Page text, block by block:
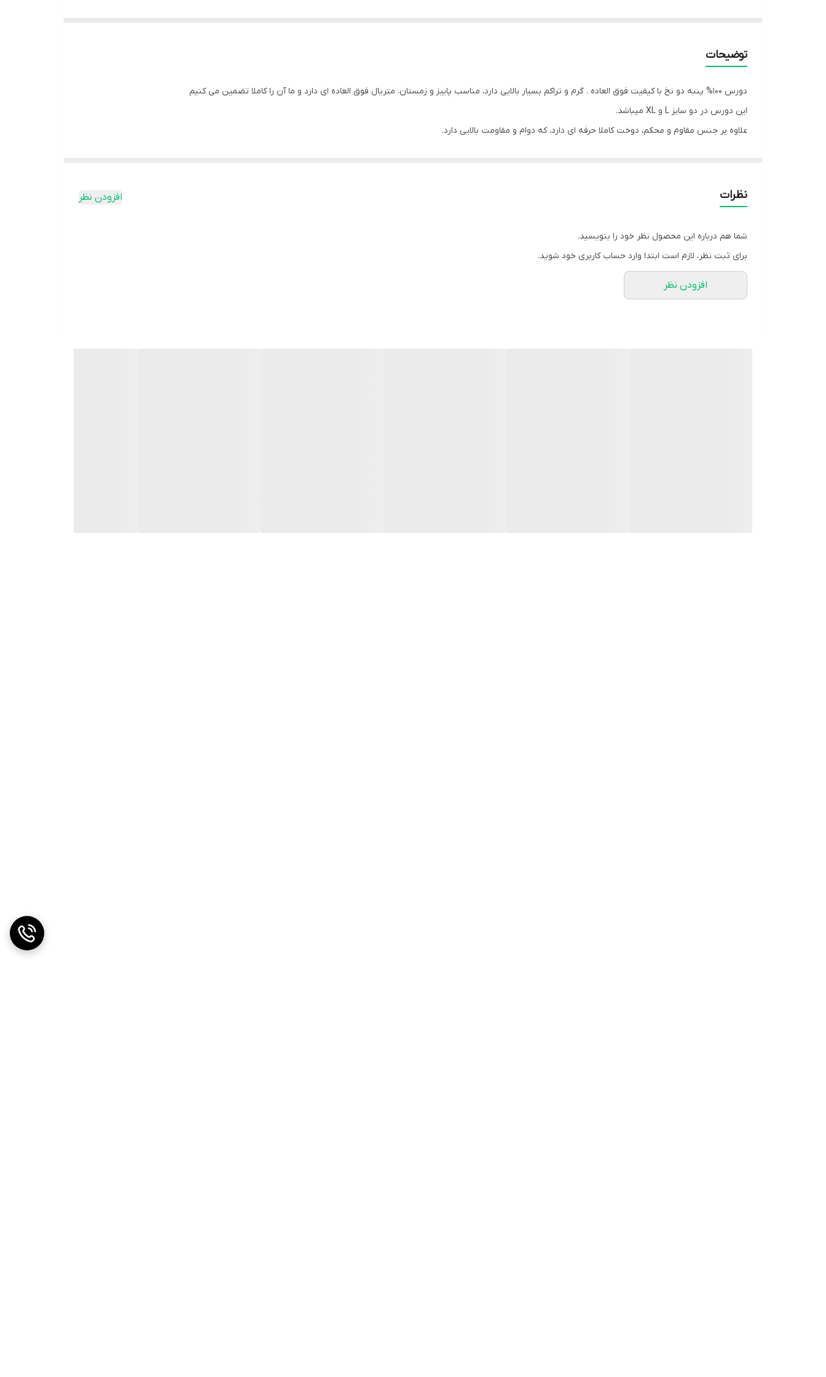
توضیحات
دورس 100% پنبه دو نخ با کیفیت فوق العاده . گرم و تراکم بسیار بالایی دارد، مناسب پاییز و زمستان. متریال فوق العاده ای دارد و ما آن را کاملا تضمین می کنیم
این دورس در دو سایز L و XL میباشد.
علاوه بر جنس مقاوم و محکم، دوخت کاملا حرفه ای دارد، که دوام و مقاومت بالایی دارد.
XL : عرض شانه ها 63 سانتیمتر – ارتفاع شانه تا پایین 70 سانتیمتر
نظرات افزودن نظر
شما هم درباره این محصول نظر خود را بنویسید.
برای ثبت نظر، لازم است ابتدا وارد حساب کاربری خود شوید.
افزودن نظر